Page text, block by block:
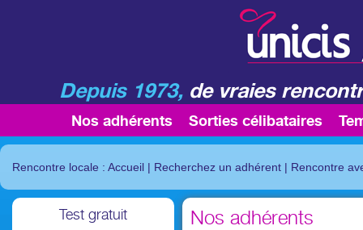
Depuis 1973, de vraies
Nos adhérents Sorties célibataires
Rencontre locale : Accueil | Recherchez un adhérent | Rencontre
Test gratuit Nos adhérents